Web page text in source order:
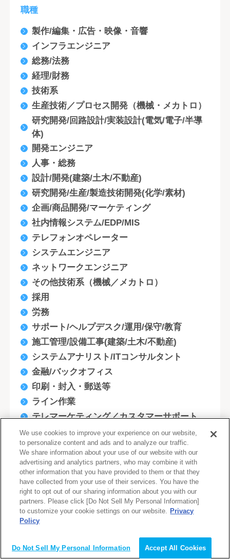
職種
製作/編集・広告・映像・音響
インフラエンジニア
総務/法務
経理/財務
技術系
生産技術／プロセス開発（機械・メカトロ）
研究開発/回路設計/実装設計(電気/電子/半導
体)
開発エンジニア
人事・総務
設計/開発(建築/土木/不動産)
研究開発/生産/製造技術開発(化学/素材)
企画/商品開発/マーケティング
社内情報システム/EDP/MIS
テレフォンオペレーター
システムエンジニア
ネットワークエンジニア
その他技術系（機械／メカトロ）
採用
労務
サポート/ヘルプデスク/運用/保守/教育
施工管理/設備工事(建築/土木/不動産)
システムアナリスト/ITコンサルタント
金融/バックオフィス
印刷・封入・郵送等
ライン作業
テレマーケティング／カスタマーサポート
化学
ＩＴ系
事務・管理系
営業系
技術・研究系
販売・サービス系
企画系
クリエイティブ系
We use cookies to improve your experience on our website,
to personalize content and ads and to analyze our traffic.
We share information about your use of our website with our
advertising and analytics partners, who may combine it with
other information that you have provided to them or that they
have collected from your use of their services. You have the
right to opt out of our sharing information about you with our
partners. Please click [Do Not Sell My Personal Information]
to customize your cookie settings on our website. Privacy
Policy
Do Not Sell My Personal Information Accept All Cookies